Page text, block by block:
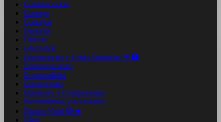
Comunicacion
Consejo
Consejos
Deportes
Drivers
Educacion
Emergencias y Crisis Sanitarias 🚨🏥
Entretenimiento
Espiritualidad
Gastronomia
Hardware y Componentes
Herramientas y accesorios
Humor Viral 😂🔥
Islam